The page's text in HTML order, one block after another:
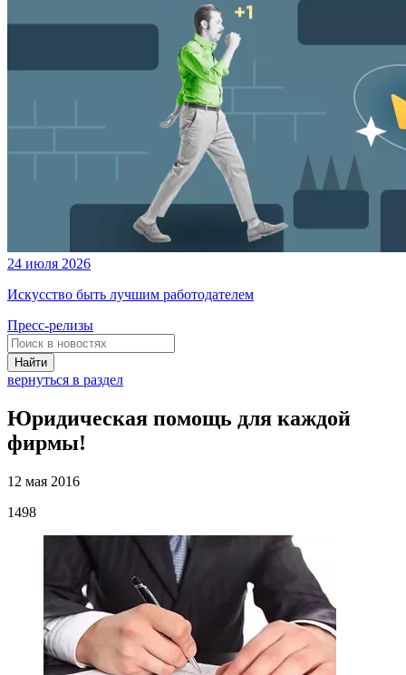
24 июля 2026
Искусство быть лучшим работодателем
Пресс-релизы
Найти
вернуться в раздел
Юридическая помощь для каждой
фирмы!
12 мая 2016
1498